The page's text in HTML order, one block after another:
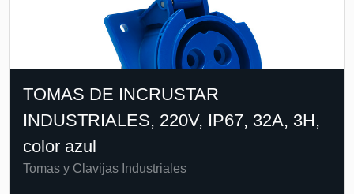
TOMAS DE INCRUSTAR
INDUSTRIALES, 220V, IP67, 32A, 3H,
color azul
Tomas y Clavijas Industriales